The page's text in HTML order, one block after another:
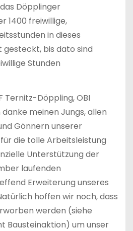
Döpplinger
1400 freiwillige,
in dieses
bis dato sind
Stunden
Ternitz-Döppling, OBI
danke meinen Jungs, allen
Gönnern unserer
die tolle Arbeitsleistung
Unterstützung der
laufenden
Erweiterung unseres
hoffen wir noch, dass
werden (siehe
Bausteinaktion) um unser